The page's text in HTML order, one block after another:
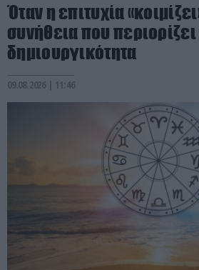
Όταν η επιτυχία
συνήθεια που περιορίζει
δημιουργικότητα
09.08.2026 | 11:46